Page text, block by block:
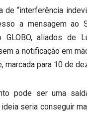
de “interferência
a mensagem ao
GLOBO, aliados de
a notificação em
marcada para 10 de
pode ser uma
seria conseguir